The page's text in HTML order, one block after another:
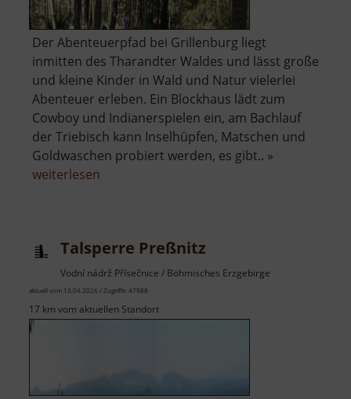
Der Abenteuerpfad bei Grillenburg liegt
inmitten des Tharandter Waldes und lässt große
und kleine Kinder in Wald und Natur vielerlei
Abenteuer erleben. Ein Blockhaus lädt zum
Cowboy und Indianerspielen ein, am Bachlauf
der Triebisch kann Inselhüpfen, Matschen und
Goldwaschen probiert werden, es gibt.. »
weiterlesen
Talsperre Preßnitz
Vodní nádrž Přísečnice / Böhmisches Erzgebirge
aktuell vom 13.04.2026 / Zugriffe: 47988
17 km vom aktuellen Standort